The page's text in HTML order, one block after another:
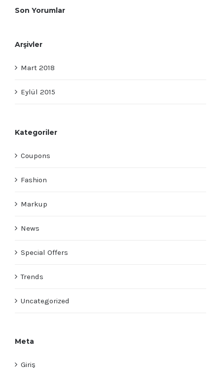
Son Yorumlar
Arşivler
Mart 2018
Eylül 2015
Kategoriler
Coupons
Fashion
Markup
News
Special Offers
Trends
Uncategorized
Meta
Giriş